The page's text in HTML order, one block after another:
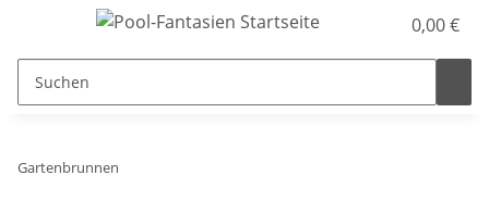
0,00 €
Gartenbrunnen